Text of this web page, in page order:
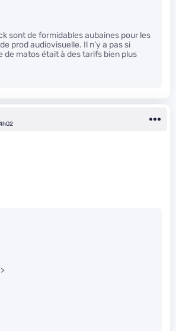
sont de formidables aubaines pour les
prod audiovisuelle. Il n’y a pas si
de matos était à des tarifs bien plus